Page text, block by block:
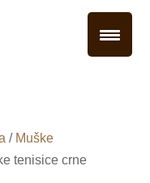
/ Muške
tenisice crne